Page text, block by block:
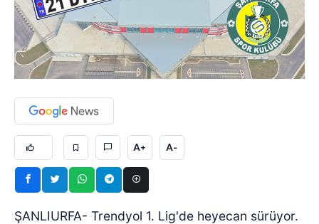
A+ A-
ŞANLIURFA- Trendyol 1. Lig'de heyecan sürüyor.